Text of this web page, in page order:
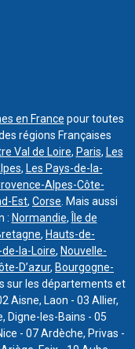
en France pour toutes
régions Françaises
Val de Loire, Paris, Les
, Les Pays-de-la-
Alpes-Côte-
Est, Corse . Mais aussi
: Normandie,
Île de
, Hauts-de-
de-la-Loire, Nouvelle-
D’azur, Bourgogne-
sur les départements et
Aisne, Laon - 03 Allier,
Digne-les-Bains - 05
- 07 Ardèche, Privas -